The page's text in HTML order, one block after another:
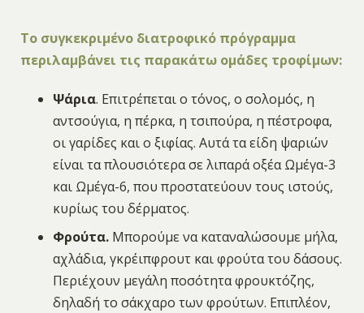
Το συγκεκριμένο διατροφικό πρόγραμμα
περιλαμβάνει τις παρακάτω ομάδες τροφίμων:
Ψάρια. Επιτρέπεται ο τόνος, ο σολομός, η
αντσούγια, η πέρκα, η τσιπούρα, η πέστροφα,
οι γαρίδες και ο ξιφίας. Αυτά τα είδη ψαριών
είναι τα πλουσιότερα σε λιπαρά οξέα Ωμέγα-3
και Ωμέγα-6, που προστατεύουν τους ιστούς,
κυρίως του δέρματος.
Φρούτα. Μπορούμε να καταναλώσουμε μήλα,
αχλάδια, γκρέιπφρουτ και φρούτα του δάσους.
Περιέχουν μεγάλη ποσότητα φρουκτόζης,
δηλαδή το σάκχαρο των φρούτων. Επιπλέον,